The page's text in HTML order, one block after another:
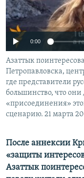
0:00
Азаттык
Петропавловска,
где представители
большинство, что
«присоединения»
сценарию. 21 марта
После аннексии
«защиты
Азаттык